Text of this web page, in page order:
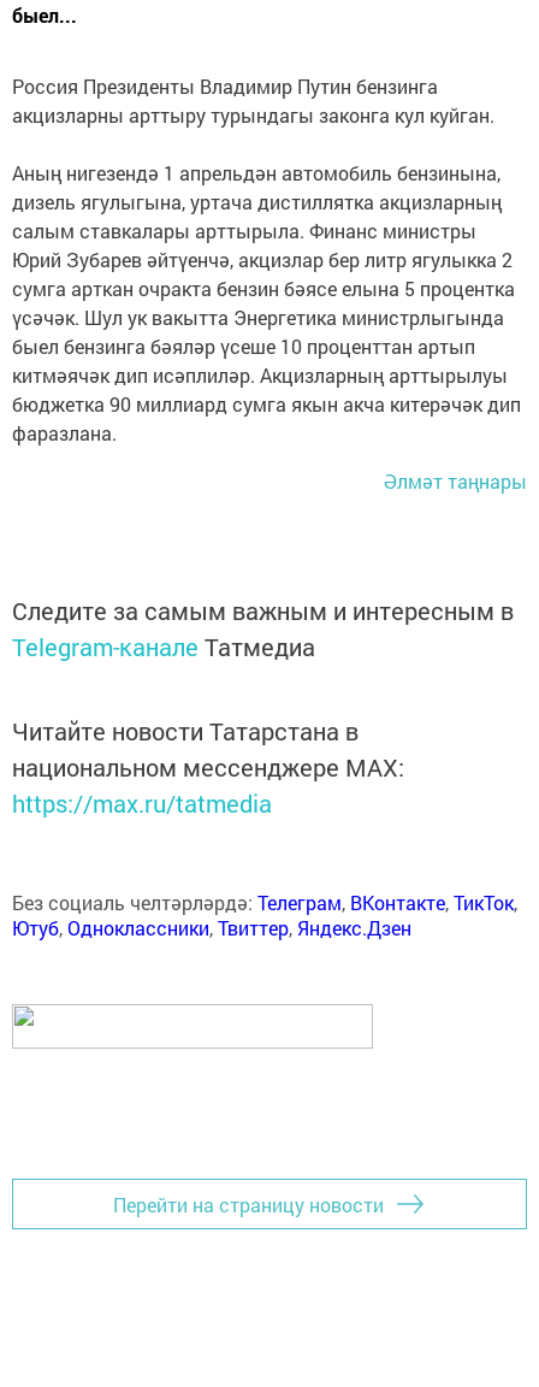
быел...
Россия Президенты Владимир Путин бензинга
акцизларны арттыру турындагы законга кул куйган.
Аның нигезендә 1 апрельдән автомобиль бензинына,
дизель ягулыгына, уртача дистиллятка акцизларның
салым ставкалары арттырыла. Финанс министры
Юрий Зубарев әйтүенчә, акцизлар бер литр ягулыкка 2
сумга арткан очракта бензин бәясе елына 5 процентка
үсәчәк. Шул ук вакытта Энергетика министрлыгында
быел бензинга бәяләр үсеше 10 проценттан артып
китмәячәк дип исәплиләр. Акцизларның арттырылуы
бюджетка 90 миллиард сумга якын акча китерәчәк дип
фаразлана.
Әлмәт таңнары
Следите за самым важным и интересным в
Telegram-канале Татмедиа
Читайте новости Татарстана в
национальном мессенджере MАХ:
https://max.ru/tatmedia
Без социаль челтәрләрдә: Телеграм, ВКонтакте,ТикТок,
Ютуб,Одноклассники,Твиттер, Яндекс.Дзен
Перейти на страницу новости